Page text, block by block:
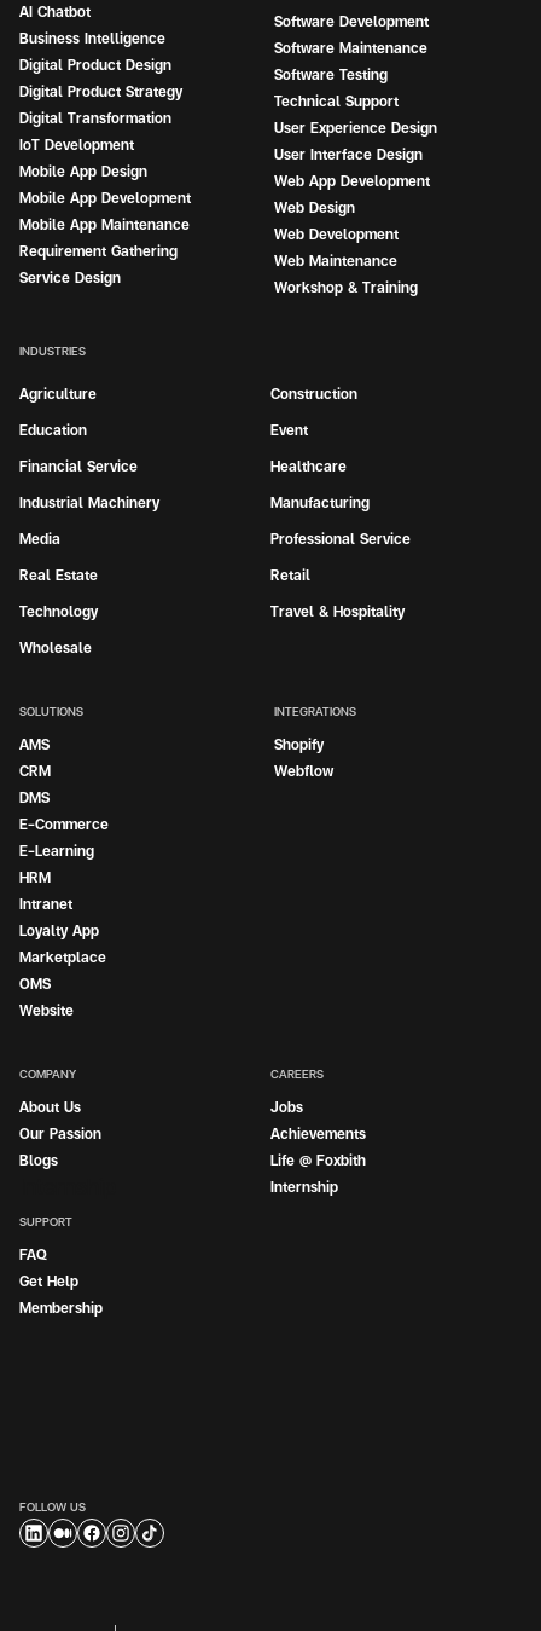
AI Chatbot
Business Intelligence
Digital Product Design
Digital Product Strategy
Digital Transformation
IoT Development
Mobile App Design
Mobile App Development
Mobile App Maintenance
Requirement Gathering
Service Design
Software Development
Software Maintenance
Software Testing
Technical Support
User Experience Design
User Interface Design
Web App Development
Web Design
Web Development
Web Maintenance
Workshop & Training
SOLUTIONS
AMS
CRM
DMS
E-Commerce
E-Learning
HRM
Intranet
Loyalty App
Marketplace
OMS
Website
INTEGRATIONS
Shopify
Webflow
INDUSTRIES
Agriculture
Construction
Education
Event
Financial Service
Healthcare
Industrial Machinery
Manufacturing
Media
Professional Service
Real Estate
Retail
Technology
Travel & Hospitality
Wholesale
COMPANY
About Us
Our Passion
Blogs
CAREERS
Jobs
Achievements
Life @ Foxbith
Internship
SUPPORT
FAQ
Get Help
Membership
FOLLOW US